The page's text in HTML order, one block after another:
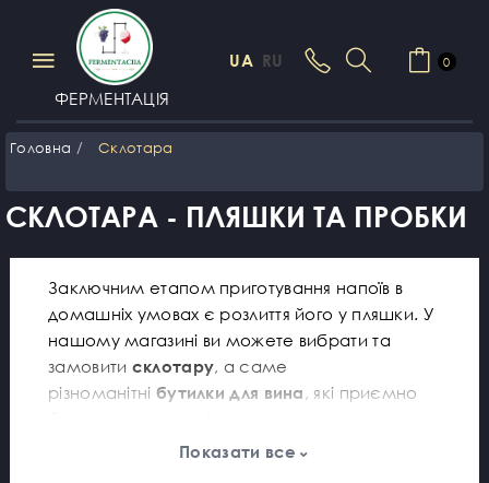
ФЕРМЕНТАЦІЯ
UA RU 0
Головна Склотара
СКЛОТАРА - ПЛЯШКИ ТА ПРОБКИ
Заключним етапом приготування напоїв в
домашніх умовах є розлиття його у пляшки. У
нашому магазині ви можете вибрати та
замовити склотару , а саме
різноманітні бутилки для вина , які приємно
Ми пропонуємо купити бутилки для вина, в
Показати все